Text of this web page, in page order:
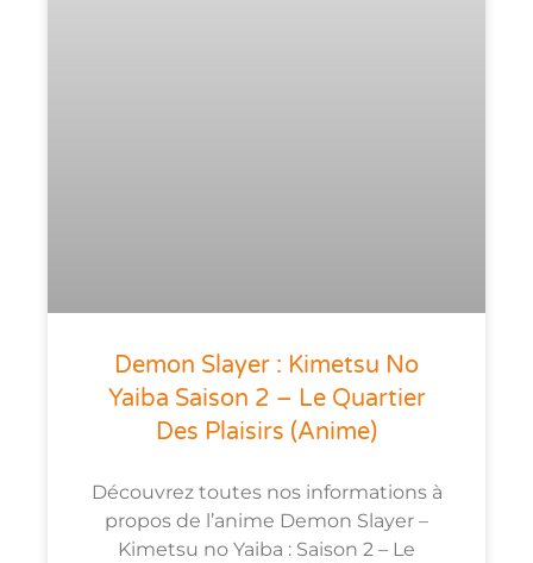
Demon Slayer : Kimetsu No
Yaiba Saison 2 – Le Quartier
Des Plaisirs (anime)
Découvrez toutes nos informations à
propos de l’anime Demon Slayer –
Kimetsu no Yaiba : Saison 2 – Le